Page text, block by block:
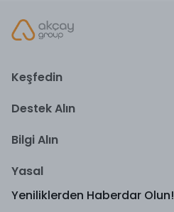
Keşfedin
Destek Alın
Bilgi Alın
Yasal
Yeniliklerden Haberdar Olun!